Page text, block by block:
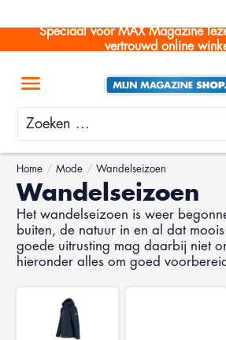
Speciaal voor MAX Magazine
vertrouwd online
Zoeken
Home / Mode / Wandelseizoen
Wandelseizoen
Het wandelseizoen is weer
buiten, de natuur in en al dat
goede uitrusting mag daarbij niet
hieronder alles om goed